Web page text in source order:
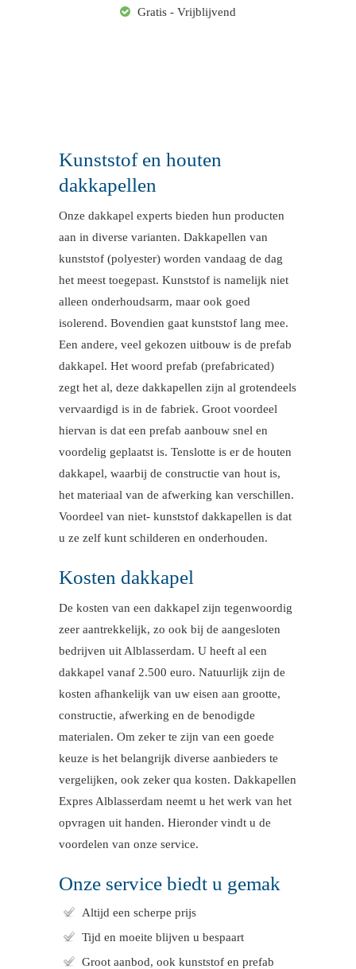
Gratis - Vrijblijvend
Kunststof en houten
dakkapellen
Onze dakkapel experts bieden hun producten
aan in diverse varianten. Dakkapellen van
kunststof (polyester) worden vandaag de dag
het meest toegepast. Kunststof is namelijk niet
alleen onderhoudsarm, maar ook goed
isolerend. Bovendien gaat kunststof lang mee.
Een andere, veel gekozen uitbouw is de prefab
dakkapel. Het woord prefab (prefabricated)
zegt het al, deze dakkapellen zijn al grotendeels
vervaardigd is in de fabriek. Groot voordeel
hiervan is dat een prefab aanbouw snel en
voordelig geplaatst is. Tenslotte is er de houten
dakkapel, waarbij de constructie van hout is,
het materiaal van de afwerking kan verschillen.
Voordeel van niet- kunststof dakkapellen is dat
u ze zelf kunt schilderen en onderhouden.
Kosten dakkapel
De kosten van een dakkapel zijn tegenwoordig
zeer aantrekkelijk, zo ook bij de aangesloten
bedrijven uit Alblasserdam. U heeft al een
dakkapel vanaf 2.500 euro. Natuurlijk zijn de
kosten afhankelijk van uw eisen aan grootte,
constructie, afwerking en de benodigde
materialen. Om zeker te zijn van een goede
keuze is het belangrijk diverse aanbieders te
vergelijken, ook zeker qua kosten. Dakkapellen
Expres Alblasserdam neemt u het werk van het
opvragen uit handen. Hieronder vindt u de
voordelen van onze service.
Onze service biedt u gemak
Altijd een scherpe prijs
Tijd en moeite blijven u bespaart
Groot aanbod, ook kunststof en prefab